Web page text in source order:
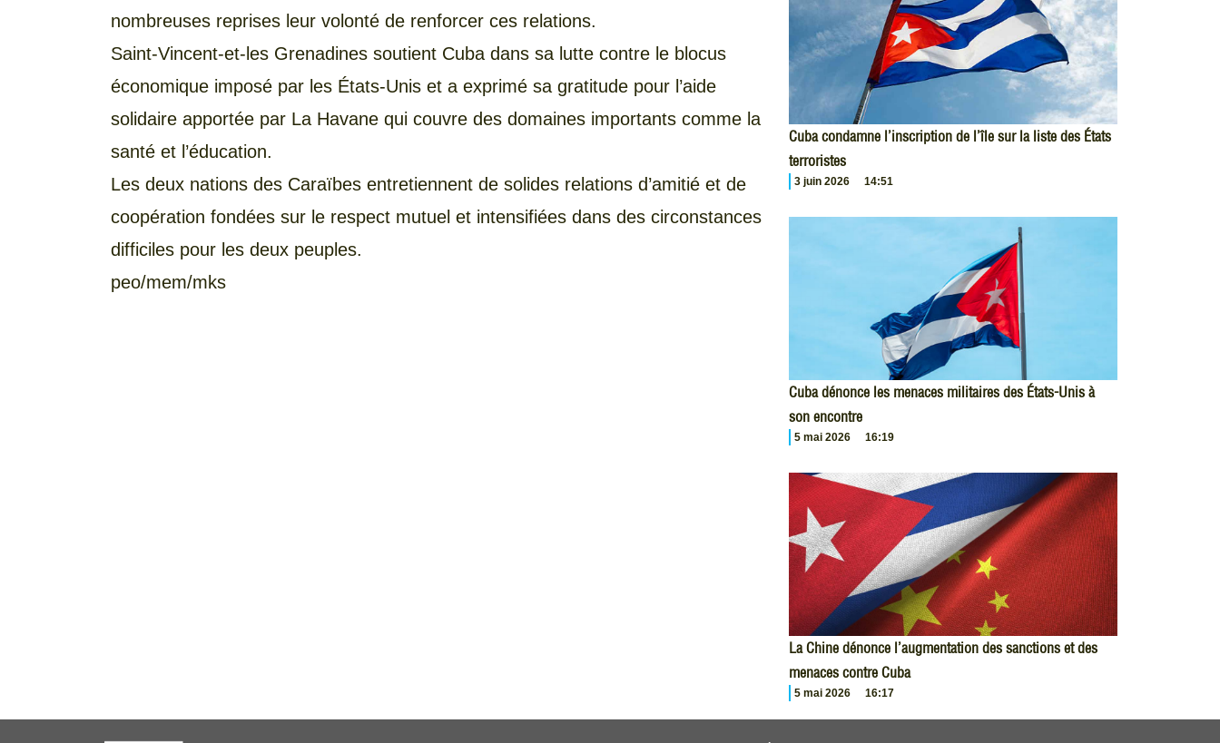
nombreuses reprises leur volonté de renforcer ces relations.
Saint-Vincent-et-les Grenadines soutient Cuba dans sa lutte contre le blocus
économique imposé par les États-Unis et a exprimé sa gratitude pour l’aide
solidaire apportée par La Havane qui couvre des domaines importants comme la
santé et l’éducation.
Les deux nations des Caraïbes entretiennent de solides relations d’amitié et de
coopération fondées sur le respect mutuel et intensifiées dans des circonstances
difficiles pour les deux peuples.
peo/mem/mks
Cuba condamne l’inscription de l’île sur la liste des États
terroristes
3 juin 2026 14:51
Cuba dénonce les menaces militaires des États-Unis à
son encontre
5 mai 2026 16:19
La Chine dénonce l’augmentation des sanctions et des
menaces contre Cuba
5 mai 2026 16:17